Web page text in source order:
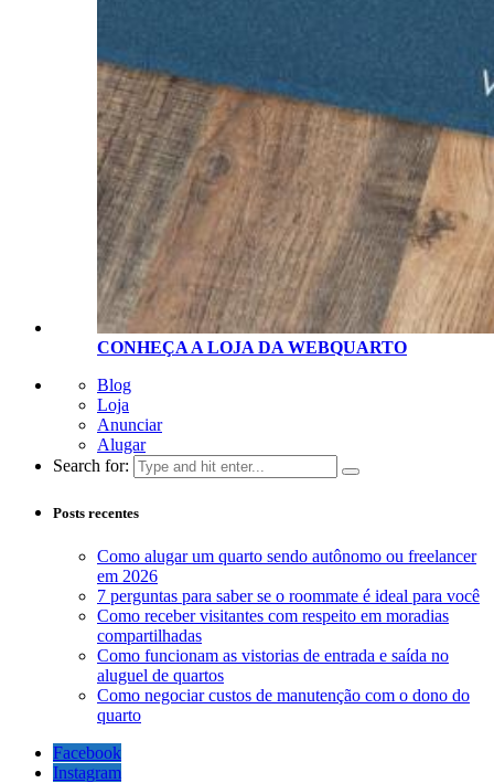
CONHEÇA A LOJA DA WEBQUARTO
Blog
Loja
Anunciar
Alugar
Search for:
Posts recentes
Como alugar um quarto sendo autônomo ou freelancer
em 2026
7 perguntas para saber se o roommate é ideal para você
Como receber visitantes com respeito em moradias
compartilhadas
Como funcionam as vistorias de entrada e saída no
aluguel de quartos
Como negociar custos de manutenção com o dono do
quarto
Facebook
Instagram